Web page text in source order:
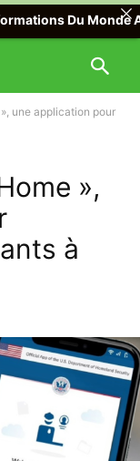
une application pour
»,
à
Du Monde